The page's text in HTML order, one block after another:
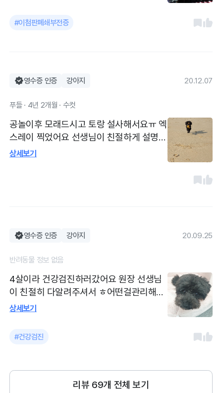
자 원장님이신데 친절히 설명도 잘해주셨어
요 개원한지 몇년 안되서 장비들도 최신이
#이첨판폐쇄부전증
영수증 인증 강아지 20.12.07
푸들 · 4년 2개월 · 수컷
공놀이후 모래드시고 토랑 설사해서요ㅠ 엑
스레이 찍었어요 선생님이 친절하게 설명해
주셔서 이야기 편합니다 한번다녀오니 마음
상세보기
영수증 인증 강아지 20.09.25
반려동물 정보 없음
4살이라 건강검진하러갔어요 원장 선생님
이 친절히 다알려주셔서 ㅎ어떤걸관리해야
하고 조심해야하는지 알수있어서 좋았습니
분좋네요ㅎ 아이관리잘해서 담에는 너무건
강하다는 말씀듣고싶습니다ㅎ
상세보기
#건강검진
리뷰 69개 전체 보기